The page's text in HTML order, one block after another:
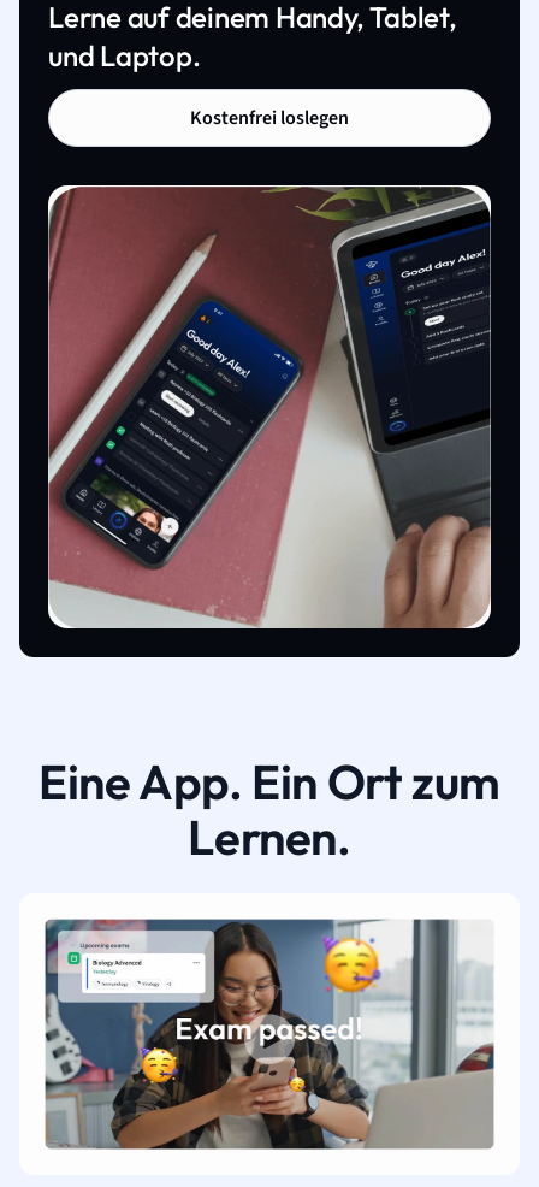
Lerne auf deinem Handy, Tablet,
und Laptop.
Kostenfrei loslegen
Eine App. Ein Ort zum
Lernen.